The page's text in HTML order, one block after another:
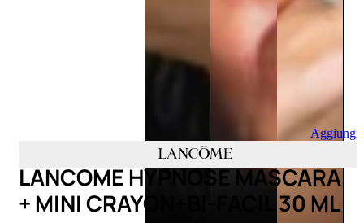
Aggiungi
LANCOME HYPNOSE MASCARA
+ MINI CRAYON+BI-FACIL 30 ML